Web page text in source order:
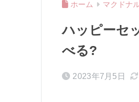
ホーム マクドナ
ハッピーセ
べる?
2023年7月5日